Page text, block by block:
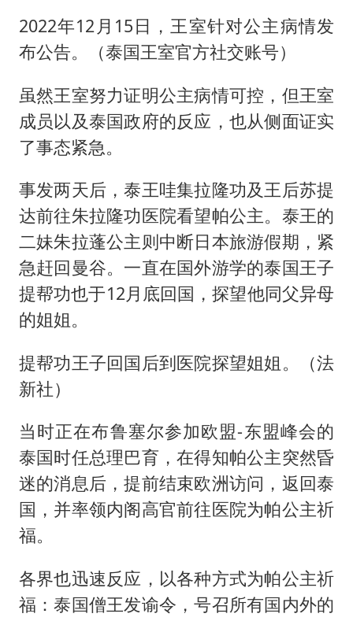
2022年12月15日，王室针对公主病情发
布公告。（泰国王室官方社交账号）
虽然王室努力证明公主病情可控，但王室
成员以及泰国政府的反应，也从侧面证实
了事态紧急。
事发两天后，泰王哇集拉隆功及王后苏提
达前往朱拉隆功医院看望帕公主。泰王的
二妹朱拉蓬公主则中断日本旅游假期，紧
急赶回曼谷。一直在国外游学的泰国王子
提帮功也于12月底回国，探望他同父异母
的姐姐。
提帮功王子回国后到医院探望姐姐。（法
新社）
当时正在布鲁塞尔参加欧盟-东盟峰会的
泰国时任总理巴育，在得知帕公主突然昏
迷的消息后，提前结束欧洲访问，返回泰
国，并率领内阁高官前往医院为帕公主祈
福。
各界也迅速反应，以各种方式为帕公主祈
福：泰国僧王发谕令，号召所有国内外的